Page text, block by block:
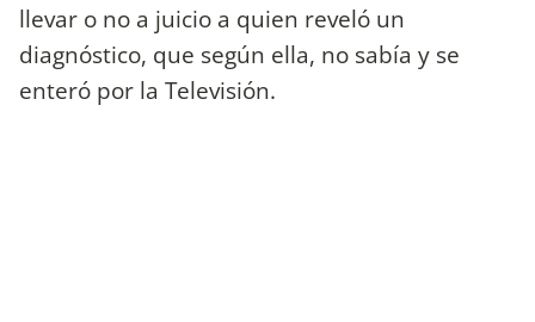
llevar o no a juicio a quien reveló un
diagnóstico, que según ella, no sabía y se
enteró por la Televisión.